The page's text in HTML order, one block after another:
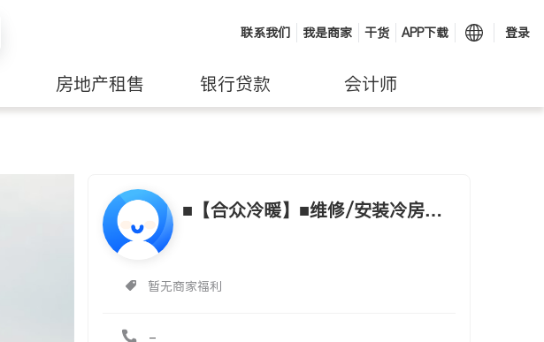
联系我们 我是商家 干货 APP下载 登录
房地产租售 银行贷款 会计师
■【合众冷暖】■维修/安装冷房冰
暂无商家福利
-